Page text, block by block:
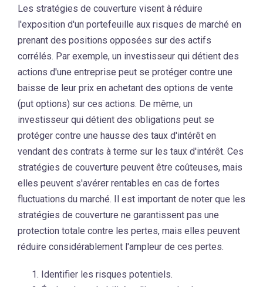
Les stratégies de couverture visent à réduire
l'exposition d'un portefeuille aux risques de marché en
prenant des positions opposées sur des actifs
corrélés. Par exemple, un investisseur qui détient des
actions d'une entreprise peut se protéger contre une
baisse de leur prix en achetant des options de vente
(put options) sur ces actions. De même, un
investisseur qui détient des obligations peut se
protéger contre une hausse des taux d'intérêt en
vendant des contrats à terme sur les taux d'intérêt. Ces
stratégies de couverture peuvent être coûteuses, mais
elles peuvent s'avérer rentables en cas de fortes
fluctuations du marché. Il est important de noter que les
stratégies de couverture ne garantissent pas une
protection totale contre les pertes, mais elles peuvent
réduire considérablement l'ampleur de ces pertes.
Identifier les risques potentiels.